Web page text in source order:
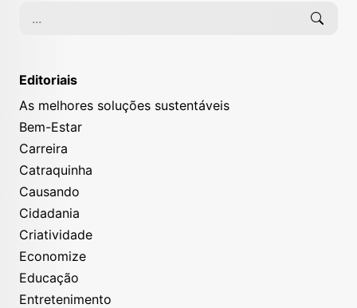
Editoriais
As melhores soluções sustentáveis
Bem-Estar
Carreira
Catraquinha
Causando
Cidadania
Criatividade
Economize
Educação
Entretenimento